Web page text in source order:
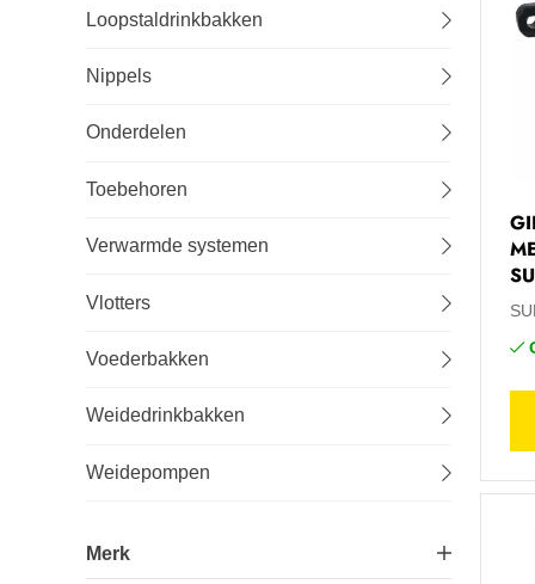
Tuin-, stal- en weideinrichting
Veiligheid en bescherming
Loopstaldrinkbakken
Nippels
Onderdelen
Toebehoren
Verwarmde systemen
Vlotters
Voederbakken
Weidedrinkbakken
Weidepompen
Merk